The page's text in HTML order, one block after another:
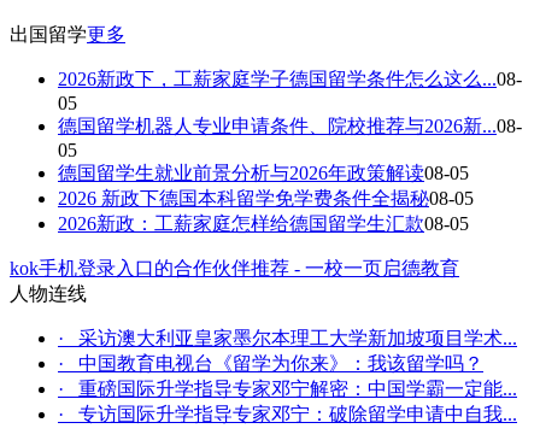
出国留学更多
2026新政下，工薪家庭学子德国留学条件怎么这么...08-
05
德国留学机器人专业申请条件、院校推荐与2026新...08-
05
德国留学生就业前景分析与2026年政策解读08-05
2026 新政下德国本科留学免学费条件全揭秘08-05
2026新政：工薪家庭怎样给德国留学生汇款08-05
kok手机登录入口的合作伙伴推荐 - 一校一页启德教育
人物连线
· 采访澳大利亚皇家墨尔本理工大学新加坡项目学术...
· 中国教育电视台《留学为你来》：我该留学吗？
· 重磅国际升学指导专家邓宁解密：中国学霸一定能...
· 专访国际升学指导专家邓宁：破除留学申请中自我...